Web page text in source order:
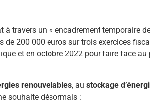
à travers un « encadrement temporaire
de 200 000 euros sur trois exercices
et en octobre 2022 pour faire face au
renouvelables, au stockage
souhaite désormais :